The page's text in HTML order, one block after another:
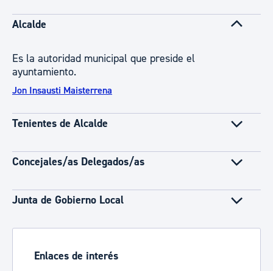
Alcalde
Es la autoridad municipal que preside el
ayuntamiento.
Jon Insausti Maisterrena
Tenientes de Alcalde
Concejales/as Delegados/as
Junta de Gobierno Local
Enlaces de interés